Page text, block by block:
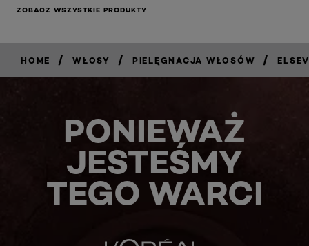
ZOBACZ WSZYSTKIE PRODUKTY
HOME / WŁOSY / PIELĘGNACJA WŁOSÓW /
PONIEWAŻ
JESTEŚMY
TEGO WARCI